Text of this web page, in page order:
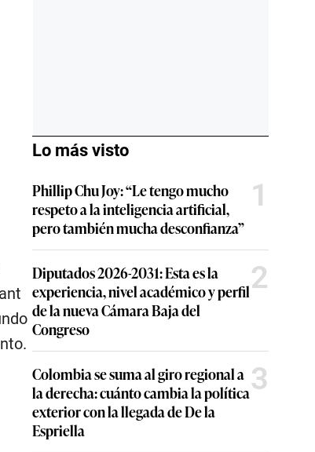
Lo más visto
Phillip Chu Joy: “Le tengo mucho
respeto a la inteligencia artificial,
pero también mucha desconfianza”
1
Diputados 2026-2031: Esta es la
experiencia, nivel académico y perfil
de la nueva Cámara Baja del
Congreso
2
Colombia se suma al giro regional a
la derecha: cuánto cambia la política
exterior con la llegada de De la
Espriella
3